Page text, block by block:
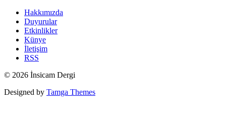
Hakkımızda
Duyurular
Etkinlikler
Künye
İletişim
RSS
© 2026 İnsicam Dergi
Designed by Tamga Themes